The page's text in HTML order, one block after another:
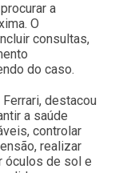
a
O
consultas,
do caso.
destacou
a saúde
controlar
realizar
óculos de sol e